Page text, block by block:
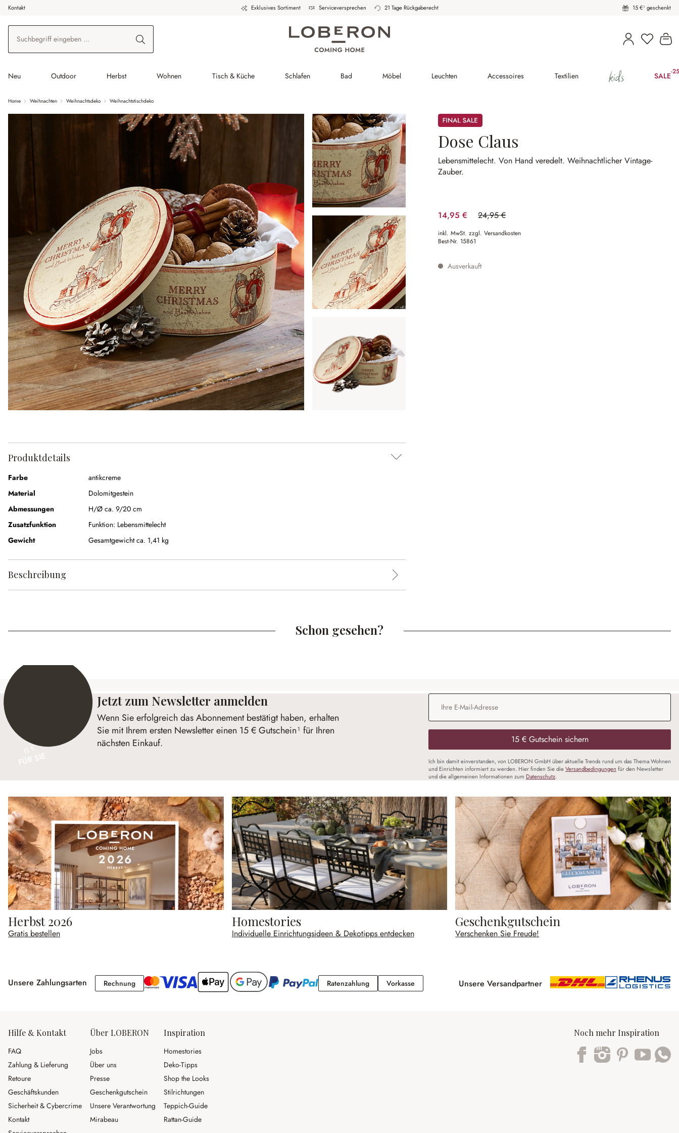
Hauptinhalt springen
Zur Suche springen
Zur Hauptnavigation springen
Kontakt Exklusives Sortiment Serviceversprechen 21 Tage Rückgaberecht 15 €¹ geschenkt
Du hast
Neu Outdoor Herbst Wohnen Tisch & Küche Schlafen Bad Möbel Leuchten Accessoires Textilien kids SALE-
Home Weihnachten Weihnachtsdeko Weihnachtstischdeko
Sale
Dose Claus
Lebensmittelecht.Von Hand veredelt.Weihnachtlicher Vintage-
Zauber.
14,95 € 24,95 €
(40.08% gespart)
inkl. MwSt. zzgl. Versandkosten
Best-Nr. 15861
Ausverkauft
Produktdetails
Farbe
antikcreme
Material
Dolomitgestein
Abmessungen
H/Ø ca. 9/20 cm
Zusatzfunktion
Funktion: Lebensmittelecht
Gewicht
Gesamtgewicht ca. 1,41 kg
Beschreibung
Schon gesehen?
15 €
Jetzt zum Newsletter anmelden
Wenn Sie erfolgreich das Abonnement bestätigt haben, erhalten
Sie mit Ihrem ersten Newsletter einen 15 € Gutschein¹ für Ihren
nächsten Einkauf.
E-Mail-Adresse
15 € Gutschein sichern
Ich bin damit einverstanden, von LOBERON GmbH über aktuelle Trends rund um das Thema Wohnen
und Einrichten informiert zu werden. Hier finden Sie dieVersandbedingungen für den Newsletter
und die allgemeinen Informationen zum Datenschutz.
Herbst 2026
Gratis bestellen
Homestories
Individuelle Einrichtungsideen & Dekotipps entdecken
Geschenkgutschein
Verschenken Sie Freude!
Unsere Zahlungsarten RechnungRechnung RatenzahlungRatenzahlung
VorkasseVorkasse Unsere Versandpartner
Hilfe & Kontakt
FAQ
Zahlung & Lieferung
Retoure
Geschäftskunden
Sicherheit & Cybercrime
Kontakt
Über LOBERON
Jobs
Über uns
Presse
Geschenkgutschein
Unsere Verantwortung
Mirabeau
Inspiration
Homestories
Deko-Tipps
Shop the Looks
Stilrichtungen
Teppich-Guide
Rattan-Guide
Noch mehr Inspiration